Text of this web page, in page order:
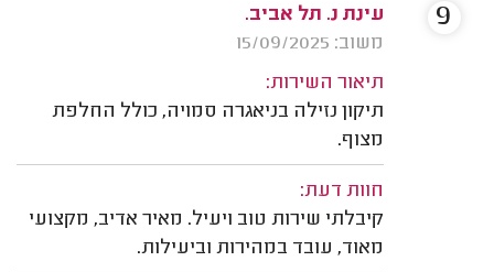
עינת נ. תל אביב.
משוב: 15/09/2025
תיאור השירות:
תיקון נזילה בניאגרה סמויה, כולל החלפת
מצוף.
חוות דעת:
קיבלתי שירות טוב ויעיל. מאיר אדיב, מקצועי
מאוד, עובד במהירות וביעילות.
9